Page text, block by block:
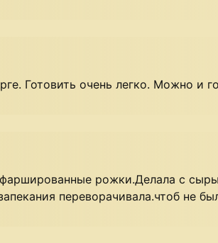
Готовить очень легко. Можно и
фаршированные рожки.Делала с
переворачивала.чтоб не